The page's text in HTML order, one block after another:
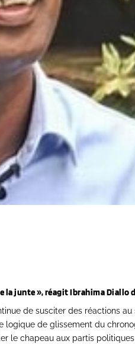
la junte », réagit Ibrahima Diallo
de susciter des réactions au
logique de glissement du
le chapeau aux partis